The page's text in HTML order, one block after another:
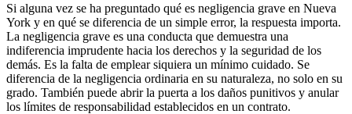
Si alguna vez se ha preguntado qué es negligencia grave en Nueva
York y en qué se diferencia de un simple error, la respuesta importa.
La negligencia grave es una conducta que demuestra una
indiferencia imprudente hacia los derechos y la seguridad de los
demás. Es la falta de emplear siquiera un mínimo cuidado. Se
diferencia de la negligencia ordinaria en su naturaleza, no solo en su
grado. También puede abrir la puerta a los daños punitivos y anular
los límites de responsabilidad establecidos en un contrato.